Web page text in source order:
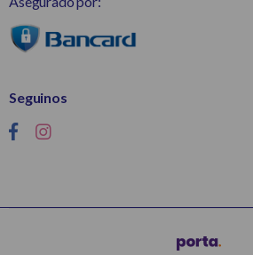
Seguinos